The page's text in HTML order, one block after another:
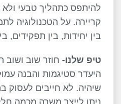
להיתפס כתהליך טבעי ולא
קריירה. על הטכנולוגיה
בין יחידות, בין תפקידים,
טיפ שלנו-חוזר שוב ושוב
היעדר סטיגמות והבנה
שיהיה. לא חייבים לעסוק